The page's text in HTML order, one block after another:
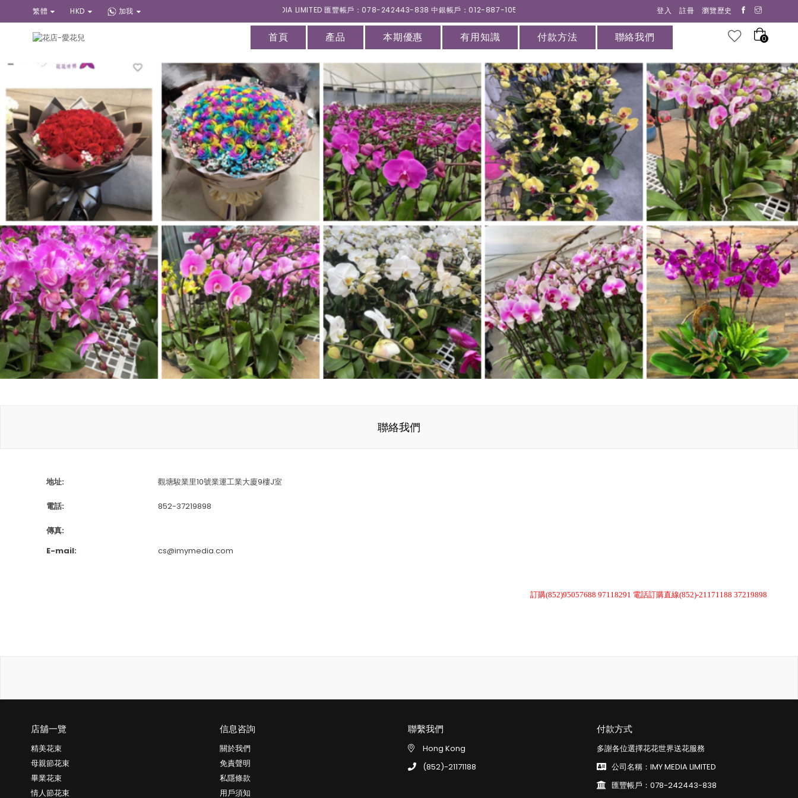
繁體 HKD 加我
21171188 37219898多謝各位選擇花花世界送花服務 公司名稱：IMY MEDIA LIMITED 匯豐帳戶：078-242443-838 中銀帳戶：012-887-105-94227 登入 註冊 瀏覽歷史
首頁 產品 本期優惠 有用知識 付款方法 聯絡我們 0
聯絡我們
地址: 觀塘駿業里10號業運工業大廈9樓J室
電話: 852-37219898
傳真:
E-mail:
cs@imymedia.com
訂購(852)95057688 97118291 電話訂購直線(852)-21171188 37219898
店舖一覽
精美花束
母親節花束
畢業花束
情人節花束
信息咨詢
關於我們
免責聲明
私隱條款
用戶須知
聯繫我們
Hong Kong
(852)-21171188
付款方式
多謝各位選擇花花世界送花服務
公司名稱：IMY MEDIA LIMITED
匯豐帳戶：078-242443-838